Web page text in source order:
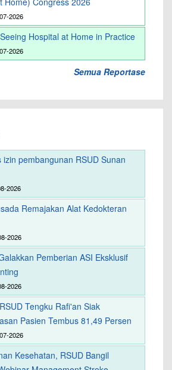
2026
Hospital at Home in Practice
2026
Semua Reportase
izin pembangunan RSUD Sunan
2026
Remajakan Alat Kedokteran
2026
Pemberian ASI Eksklusif
2026
Tengku Rafi'an Siak
Pasien Tembus 81,49 Persen
2026
Kesehatan, RSUD Bangil